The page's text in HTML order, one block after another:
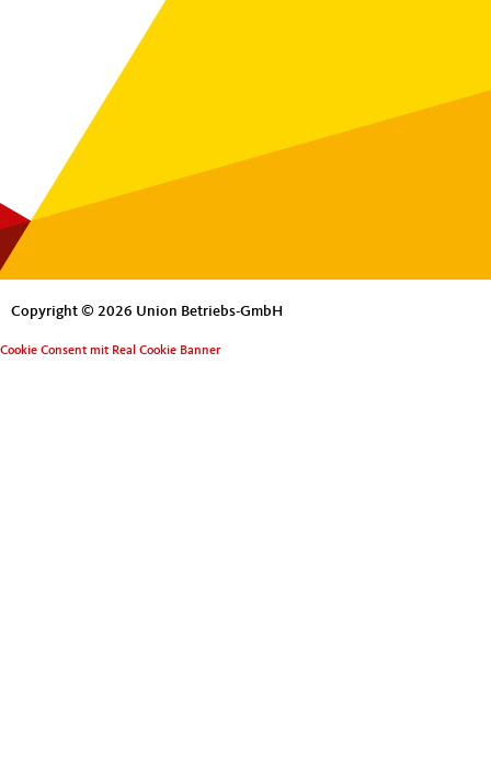
Copyright © 2026 Union Betriebs-GmbH
Cookie Consent mit Real Cookie Banner